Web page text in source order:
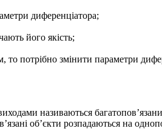
диференціатора;
його якість;
то потрібно змінити параметри
називаються
об’єкти розпадаються на